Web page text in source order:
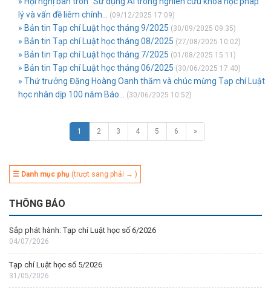
lý và vấn đề liêm chính... (09/12/2025 17:09)
» Bản tin Tạp chí Luật học tháng 9/2025 (30/09/2025 09:35)
» Bản tin Tạp chí Luật học tháng 08/2025 (27/08/2025 10:02)
» Bản tin Tạp chí Luật học tháng 7/2025 (01/08/2025 15:11)
» Bản tin Tạp chí Luật học tháng 06/2025 (30/06/2025 17:40)
» Thứ trưởng Đặng Hoàng Oanh thăm và chúc mừng Tạp chí Luật
học nhân dịp 100 năm Báo... (30/06/2025 10:52)
1 2 3 4 5 6 »
☰ Danh mục phụ (trượt sang phải → )
THÔNG BÁO
Sắp phát hành: Tạp chí Luật học số 6/2026
04/07/2026
Tạp chí Luật học số 5/2026
31/05/2026